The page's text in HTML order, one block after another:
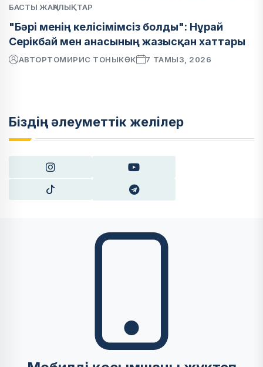
БАСТЫ ЖАҢАЛЫҚТАР
"Бәрі менің келісімімсіз болды": Нұрай
Серікбай мен анасының жазысқан хаттары
АВТОРТОМИРИС ТОНЫКӨК 7 ТАМЫЗ, 2026
Біздің әлеуметтік желілер